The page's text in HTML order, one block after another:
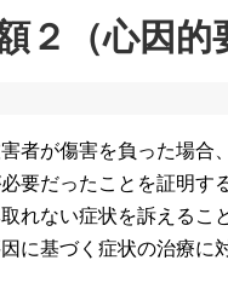
２（心因的
者が傷害を負った場合
要だったことを証明す
れない症状を訴えるこ
に基づく症状の治療に